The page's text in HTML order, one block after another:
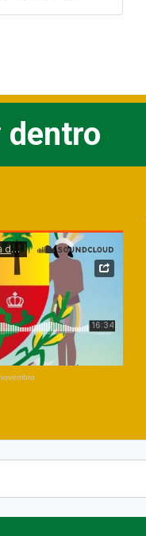
dentro